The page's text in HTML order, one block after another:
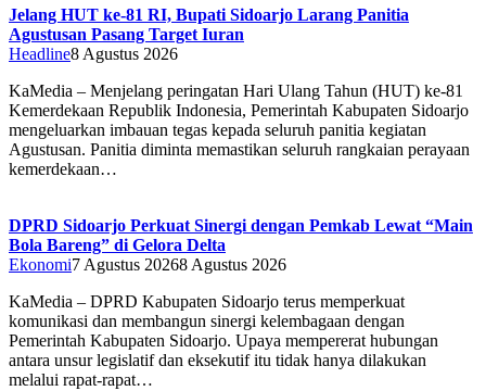
Jelang HUT ke-81 RI, Bupati Sidoarjo Larang Panitia
Agustusan Pasang Target Iuran
Headline8 Agustus 2026
KaMedia – Menjelang peringatan Hari Ulang Tahun (HUT) ke-81
Kemerdekaan Republik Indonesia, Pemerintah Kabupaten Sidoarjo
mengeluarkan imbauan tegas kepada seluruh panitia kegiatan
Agustusan. Panitia diminta memastikan seluruh rangkaian perayaan
kemerdekaan…
DPRD Sidoarjo Perkuat Sinergi dengan Pemkab Lewat “Main
Bola Bareng” di Gelora Delta
Ekonomi7 Agustus 20268 Agustus 2026
KaMedia – DPRD Kabupaten Sidoarjo terus memperkuat
komunikasi dan membangun sinergi kelembagaan dengan
Pemerintah Kabupaten Sidoarjo. Upaya mempererat hubungan
antara unsur legislatif dan eksekutif itu tidak hanya dilakukan
melalui rapat-rapat…